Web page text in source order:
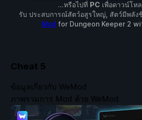
...หรือไปที่ PC เพื่อดาวน์โห
รับ ประสบการณ์สัตว์อสูรใหญ่, สัตว์มีพลัง
Mod for Dungeon Keeper 2
Cheat 5
ข้อมูลเกี่ยวกับ WeMod
ภาพรวมการ Mod ด้วย WeMod